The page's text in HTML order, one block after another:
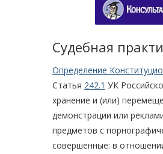
Судебная
Определение
Статья 242.1 УК
хранение и (или)
демонстрации или
предметов с
совершенные: в